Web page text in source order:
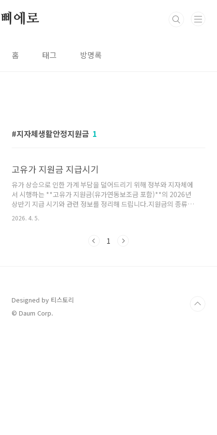
삐에로
홈 태그 방명록
지자체생활안정지원금 1
고유가 지원금 지급시기
유가 상승으로 인한 가계 부담을 덜어드리기 위해 정부와 지자체에
서 시행하는 **고유가 지원금(유가연동보조금 포함)**의 2026년
상반기 지급 시기와 관련 정보를 정리해 드립니다.지원금의 종류에
따라 지급 시점이 다르니 본인에게 해당하는 항목을 확인해 보세
요.1. 농어민 유가연동보조금 (한시 지원)농·어업용 면세유 가격 상
지급합니다.집중 신청 기간: 2026년 4월 ~ 5월 중 (지자체별 상이)
2026. 4. 5.
1
Designed by 티스토리
© Daum Corp.